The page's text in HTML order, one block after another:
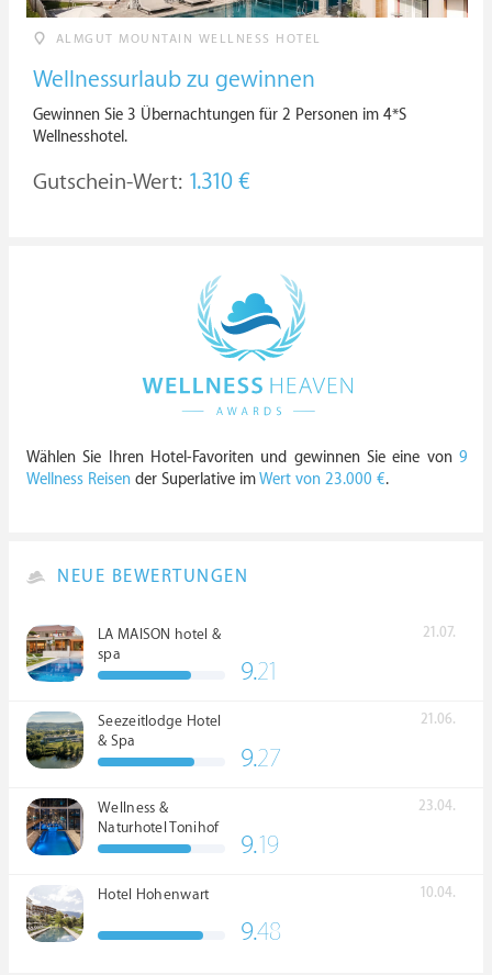
ALMGUT MOUNTAIN WELLNESS HOTEL
Wellnessurlaub zu gewinnen
Gewinnen Sie 3 Übernachtungen für 2 Personen im 4*S
Wellnesshotel.
Gutschein-Wert: 1.310 €
Wählen Sie Ihren Hotel-Favoriten und gewinnen Sie eine von 9
Wellness Reisen der Superlative imWert von 23.000 €.
NEUE BEWERTUNGEN
LA MAISON hotel &
spa
21.07.
9.21
Seezeitlodge Hotel
& Spa
21.06.
9.27
Wellness &
Naturhotel Tonihof
****S
23.04.
9.19
Hotel Hohenwart 10.04.
9.48